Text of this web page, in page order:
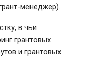
менеджер).
в чьи
грантовых
и грантовых